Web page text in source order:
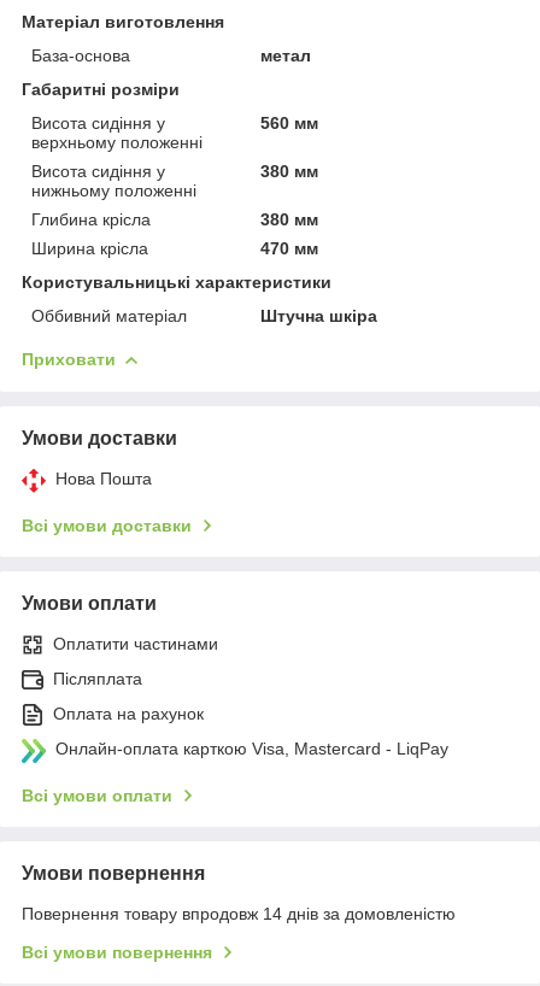
Матеріал виготовлення
База-основа
метал
Габаритні розміри
Висота сидіння у
верхньому положенні
560 мм
Висота сидіння у
нижньому положенні
380 мм
Глибина крісла
380 мм
Ширина крісла
470 мм
Користувальницькі характеристики
Оббивний матеріал
Штучна шкіра
Приховати
Умови доставки
Нова Пошта
Всі умови доставки
Умови оплати
Оплатити частинами
Післяплата
Оплата на рахунок
Онлайн-оплата карткою Visa, Mastercard - LiqPay
Всі умови оплати
Умови повернення
Повернення товару впродовж 14 днів за домовленістю
Всі умови повернення